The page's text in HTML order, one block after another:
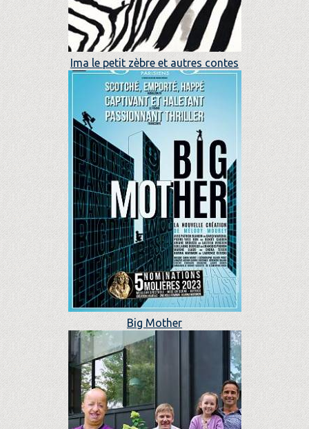
Ima le petit zèbre et autres contes
Big Mother